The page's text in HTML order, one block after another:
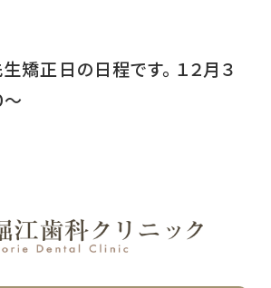
矯正日の日程です。 １２月３
〜